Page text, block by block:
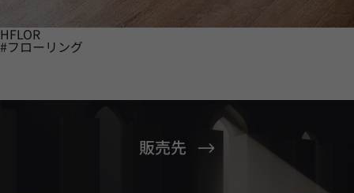
HFLOR
#フローリング
販売先